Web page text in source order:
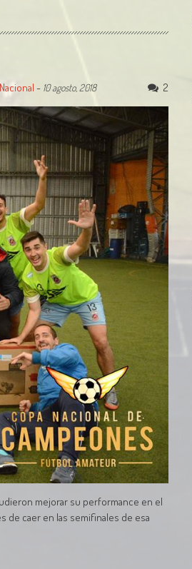
Nacional - 10 agosto, 2018 2
mejorar su performance en el
de caer en las semifinales de esa